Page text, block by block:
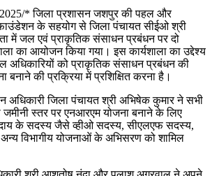
* जिला प्रशासन जशपुर की पहल और
के सहयोग से जिला पंचायत सीईओ श्री
में जल एवं प्राकृतिक संसाधन प्रबंधन पर दो
का आयोजन किया गया। इस कार्यशाला का उद्देश्य
अधिकारियों को प्राकृतिक संसाधन प्रबंधन की
बनाने की प्रक्रिया में प्रशिक्षित करना है।
अधिकारी जिला पंचायत श्री अभिषेक कुमार ने सभी
जमीनी स्तर पर एनआरएम योजना बनाने के लिए
के सदस्य जैसे व्हीओ सदस्य, सीएलएफ सदस्य,
विभागीय योजनाओं के अभिसरण को शामिल